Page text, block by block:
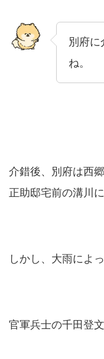
別府に
ね。
介錯後、別府は西
正助邸宅前の溝川
しかし、大雨によ
官軍兵士の千田登